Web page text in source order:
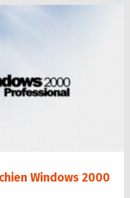
Windows 2000